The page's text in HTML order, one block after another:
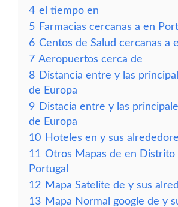
4 el tiempo en
5 Farmacias cercanas a en
6 Centos de Salud cercanas a
7 Aeropuertos cerca de
8 Distancia entre y las
de Europa
9 Distacia entre y las
de Europa
10 Hoteles en y sus
11 Otros Mapas de en Distrito
Portugal
12 Mapa Satelite de y sus
13 Mapa Normal google de y